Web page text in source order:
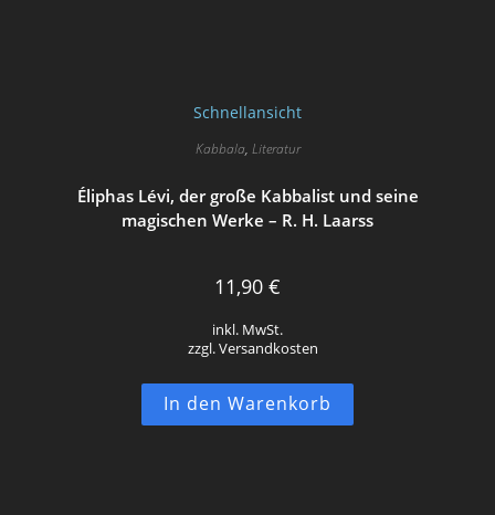
Schnellansicht
Kabbala, Literatur
Éliphas Lévi, der große Kabbalist und seine
magischen Werke – R. H. Laarss
11,90 €
inkl. MwSt.
zzgl. Versandkosten
In den Warenkorb